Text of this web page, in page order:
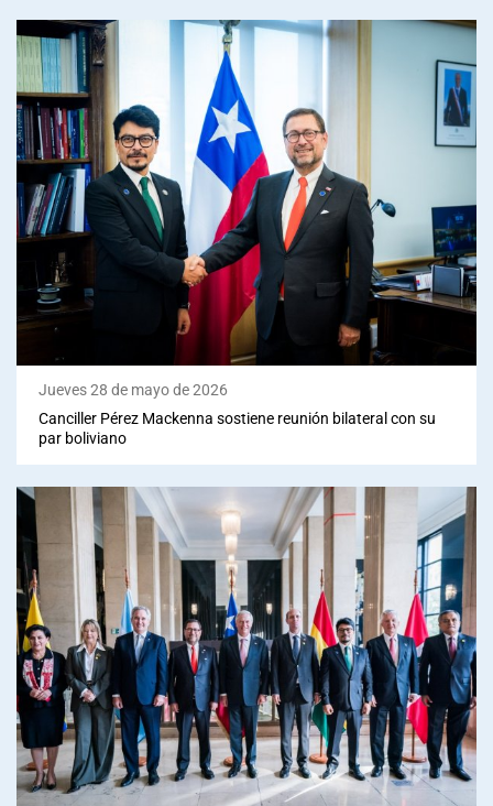
Jueves 28 de mayo de 2026
Canciller Pérez Mackenna sostiene reunión bilateral con su
par boliviano